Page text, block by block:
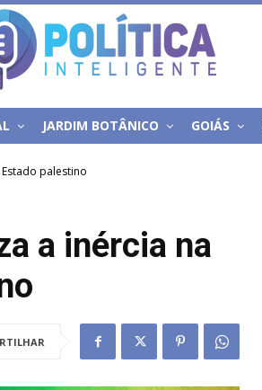
JARDIM BOTÂNICO GOIÁS
palestino
a inércia na